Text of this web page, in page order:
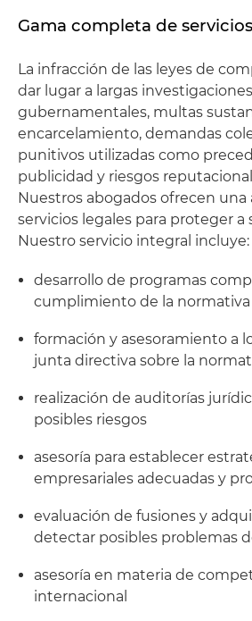
Gama completa de servicios
La infracción de las leyes de
dar lugar a largas investigaciones
gubernamentales, multas
encarcelamiento, demandas
punitivos utilizadas como
publicidad y riesgos
Nuestros abogados ofrecen una
servicios legales para proteger a
Nuestro servicio integral incluye:
desarrollo de programas
cumplimiento de la
formación y asesoramiento a
junta directiva sobre la
realización de auditorías
posibles riesgos
asesoría para establecer
empresariales adecuadas y
evaluación de fusiones y
detectar posibles problemas
asesoría en materia de
internacional